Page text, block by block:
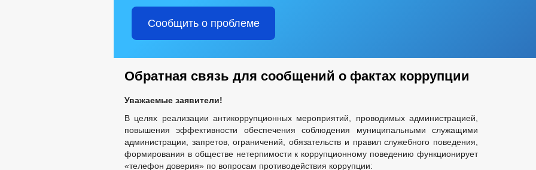
ИНФОРМАЦИЯ О РЕЗУЛЬТАТАХ ПРОВЕРОК
ИНФОРМАЦИЯ О КАДРОВОМ ОБЕСПЕЧЕНИИ
НОРМАТИВНО-ПРАВОВЫЕ АКТЫ
КВАЛИФИКАЦИОННЫЕ ТРЕБОВАНИЯ
УСЛОВИЯ И
СВЕДЕНИЯ О ВАКАНТНЫХ ДОЛЖНОСТЯХ
ПОРЯДОК ПОСТУПЛЕНИЯ НА МУНИЦИПАЛЬНУЮ СЛУЖБУ
СТРУКТУРА, ПОЛНОМОЧИЯ, ЗАДАЧИ И ФУНКЦИИ
ТЕКСТЫ ОФИЦИАЛЬНЫХ ВЫСТУПЛЕНИЙ И ЗАЯВЛЕНИЙ
СОВЕТ ДЕПУТАТОВ
ЗАДАЧИ
ПРОТИВОДЕЙСТВИЕ КОРРУПЦИИ
НПА ИНЫЕ АКТЫ В СФЕРЕ ПРОТИВОДЕЙСТВИЯ КОРРУПЦИИ
МЕТОДИЧЕСКИЕ МАТЕРИАЛЫ
СВЕДЕНИЯ О ДОХОДАХ, РАСХОДАХ, ОБ ИМУЩЕСТВЕ И ОБЯЗАТЕЛЬСТВАХ
Сообщить о проблеме
Обратная связь для сообщений о фактах коррупции
Уважаемые заявители!
В целях реализации антикоррупционных мероприятий, проводимых администрацией,
повышения эффективности обеспечения соблюдения муниципальными служащими
администрации, запретов, ограничений, обязательств и правил служебного поведения,
формирования в обществе нетерпимости к коррупционному поведению функционирует
«телефон доверия» по вопросам противодействия коррупции: